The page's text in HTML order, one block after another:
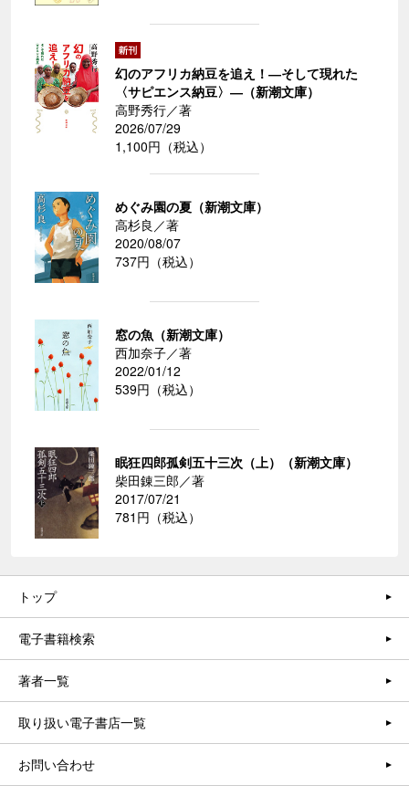
幻のアフリカ納豆を追え！―そして現れた
〈サピエンス納豆〉―（新潮文庫）
高野秀行／著
2026/07/29
1,100円（税込）
めぐみ園の夏（新潮文庫）
高杉良／著
2020/08/07
737円（税込）
窓の魚（新潮文庫）
西加奈子／著
2022/01/12
539円（税込）
眠狂四郎孤剣五十三次（上）（新潮文庫）
柴田錬三郎／著
2017/07/21
781円（税込）
トップ
電子書籍検索
著者一覧
取り扱い電子書店一覧
お問い合わせ